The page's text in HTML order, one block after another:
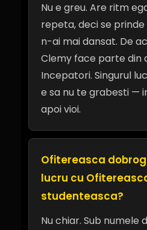
Nu e greu. Are ritm
repeta, deci se
n-ai mai dansat. De
Clemy face parte din
Incepatori. Singurul
e sa nu te grabesti —
apoi vioi.
Ofitereasca
lucru cu
studenteasca?
Nu chiar. Sub numele